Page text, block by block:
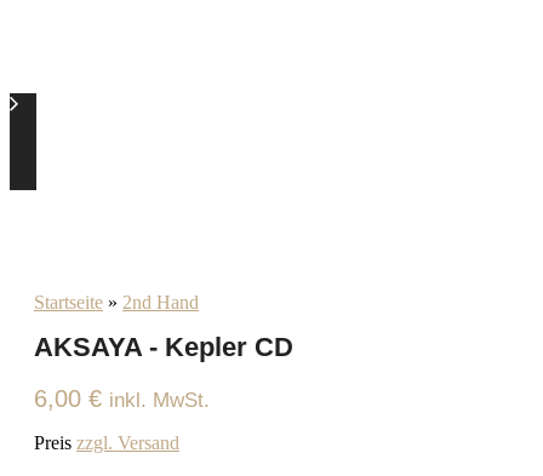
Startseite » 2nd Hand
AKSAYA - Kepler CD
6,00 € inkl. MwSt.
Preis zzgl. Versand